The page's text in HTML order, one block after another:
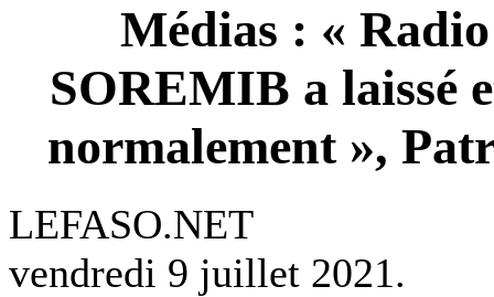
Médias : «
SOREMIB a laissé
normalement »,
LEFASO.NET
vendredi 9 juillet 2021.